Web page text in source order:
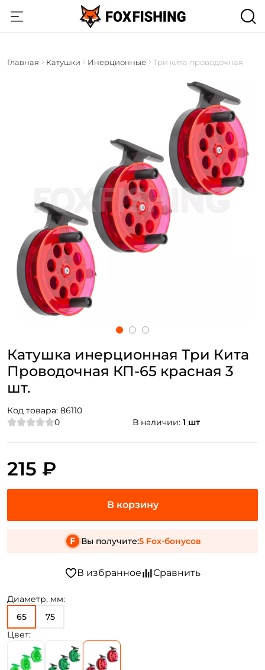
Главная Катушки Инерционные Три кита проводочная
Катушка инерционная Три Кита
Проводочная КП-65 красная 3
шт.
Код товара: 86110
0
В наличии: 1 шт
Диаметр, мм:
65
75
Цвет:
215 ₽
Вы получите:5 Fox-бонусов